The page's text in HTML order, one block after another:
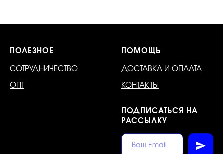
ПОЛЕЗНОЕ
СОТРУДНИЧЕСТВО
ОПТ
ПОМОЩЬ
ДОСТАВКА И ОПЛАТА
КОНТАКТЫ
ПОДПИСАТЬСЯ НА
РАССЫЛКУ